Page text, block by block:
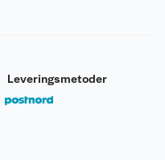
Leveringsmetoder